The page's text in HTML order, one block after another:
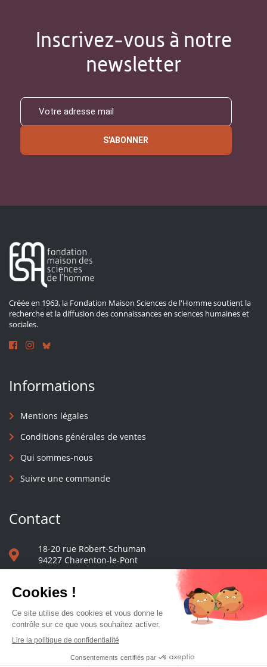
Inscrivez-vous à notre
newsletter
S'ABONNER
Créée en 1963, la Fondation Maison Sciences de l'Homme soutient la
recherche et la diffusion des connaissances en sciences humaines et
sociales.
Informations
Mentions légales
Conditions générales de ventes
Qui sommes-nous
Suivre une commande
Contact
18-20 rue Robert-Schuman
94227 Charenton-le-Pont